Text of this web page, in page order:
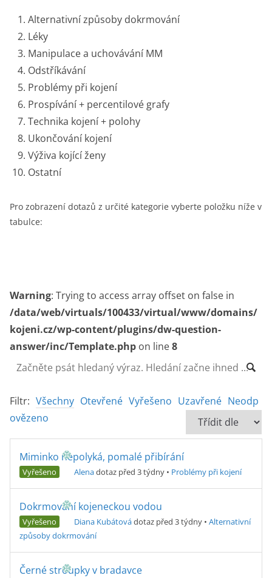
Alternativní způsoby dokrmování
Léky
Manipulace a uchovávání MM
Odstříkávání
Problémy při kojení
Prospívání + percentilové grafy
Technika kojení + polohy
Ukončování kojení
Výživa kojící ženy
Ostatní
Pro zobrazení dotazů z určité kategorie vyberte položku níže v
tabulce:
Warning: Trying to access array offset on false in
/data/web/virtuals/100433/virtual/www/domains/
kojeni.cz/wp-content/plugins/dw-question-
answer/inc/Template.php on line8
Filtr: Všechny Otevřené Vyřešeno Uzavřené Neodp
ovězeno
Miminko nepolyká, pomalé přibírání
Vyřešeno Alenadotaz před 3 týdny • Problémy při kojení
Dokrmování kojeneckou vodou
Vyřešeno Diana Kubátovádotaz před 3 týdny • Alternativní
způsoby dokrmování
Černé stroupky v bradavce